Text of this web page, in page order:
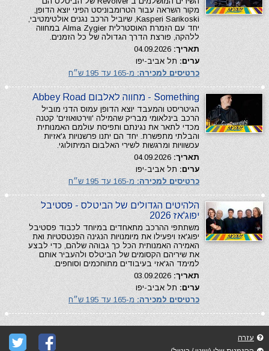
מקור השראה עבור הטרומבוניסט הפיני יוצא הדופן,
Kasperi Sarikoski, שיוביל הרכב נגנים אולטימטיבי,
יחד עם הזמרת האוסטרלית Alma Zygier במחווה
ללהקה, פורצת הדרך הגדולה של כל הזמנים.
תאריך:
ערים: תל אביב-יפו
כרטיסים למכירה: מ-165 עד 195 ש״ח
Something - מחווה לאלבום Abbey Road
הגיטריסט והמעבד יוצא הדופן עמוס הדני מוביל
הרכב בינלאומי מבריק שהמילה 'ווירטואוזים' קטנה
מכדי לתאר את נגינתם ותפיסת עולמם האמנותית
והבלתי מתפשרת. יחד הם יתנו פרשנויות ג'אזיות
עכשוויות ומרגשות לשירי האלבום המיתולוגי.
תאריך:
ערים: תל אביב-יפו
כרטיסים למכירה: מ-165 עד 195 ש״ח
הלהיטים הגדולים של הביטלס - פסטיבל
יפוג'אז 2026
משתתפי ההרכב מתאחדים במיוחד לכבוד פסטיבל
יפוג'אז ויפעילו את מיומנויות הנגינה הפנטסטיות ואת
האמירה האמנותית הכל כך גבוהה שלהם, כדי לבצע
את שיריהם הקסומים של הביטלס ולהעביר אותם
למימד הג'אזי בעיבודים מתוחכמים וסוחפים.
תאריך:
ערים: תל אביב-יפו
כרטיסים למכירה: מ-165 עד 195 ש״ח
עזרה